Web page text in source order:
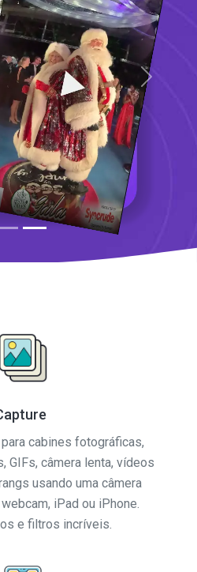
cabines fotográficas,
GIFs, câmera lenta, vídeos
usando uma câmera
iPad ou iPhone.
e filtros incríveis.